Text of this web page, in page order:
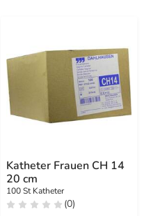
Katheter Frauen CH 14
20 cm
100 St Katheter
(0)